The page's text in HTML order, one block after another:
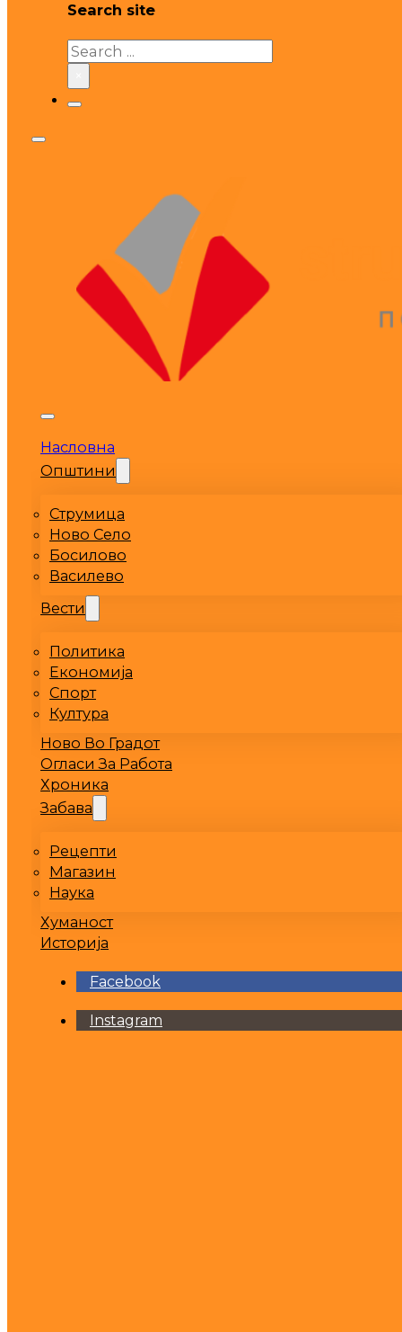
Search site
Search
Насловна
Општини
Струмица
Ново Село
Босилово
Василево
Вести
Политика
Економија
Спорт
Култура
Ново Во Градот
Огласи За Работа
Хроника
Забава
Рецепти
Магазин
Наука
Хуманост
Историја
Facebook
Instagram